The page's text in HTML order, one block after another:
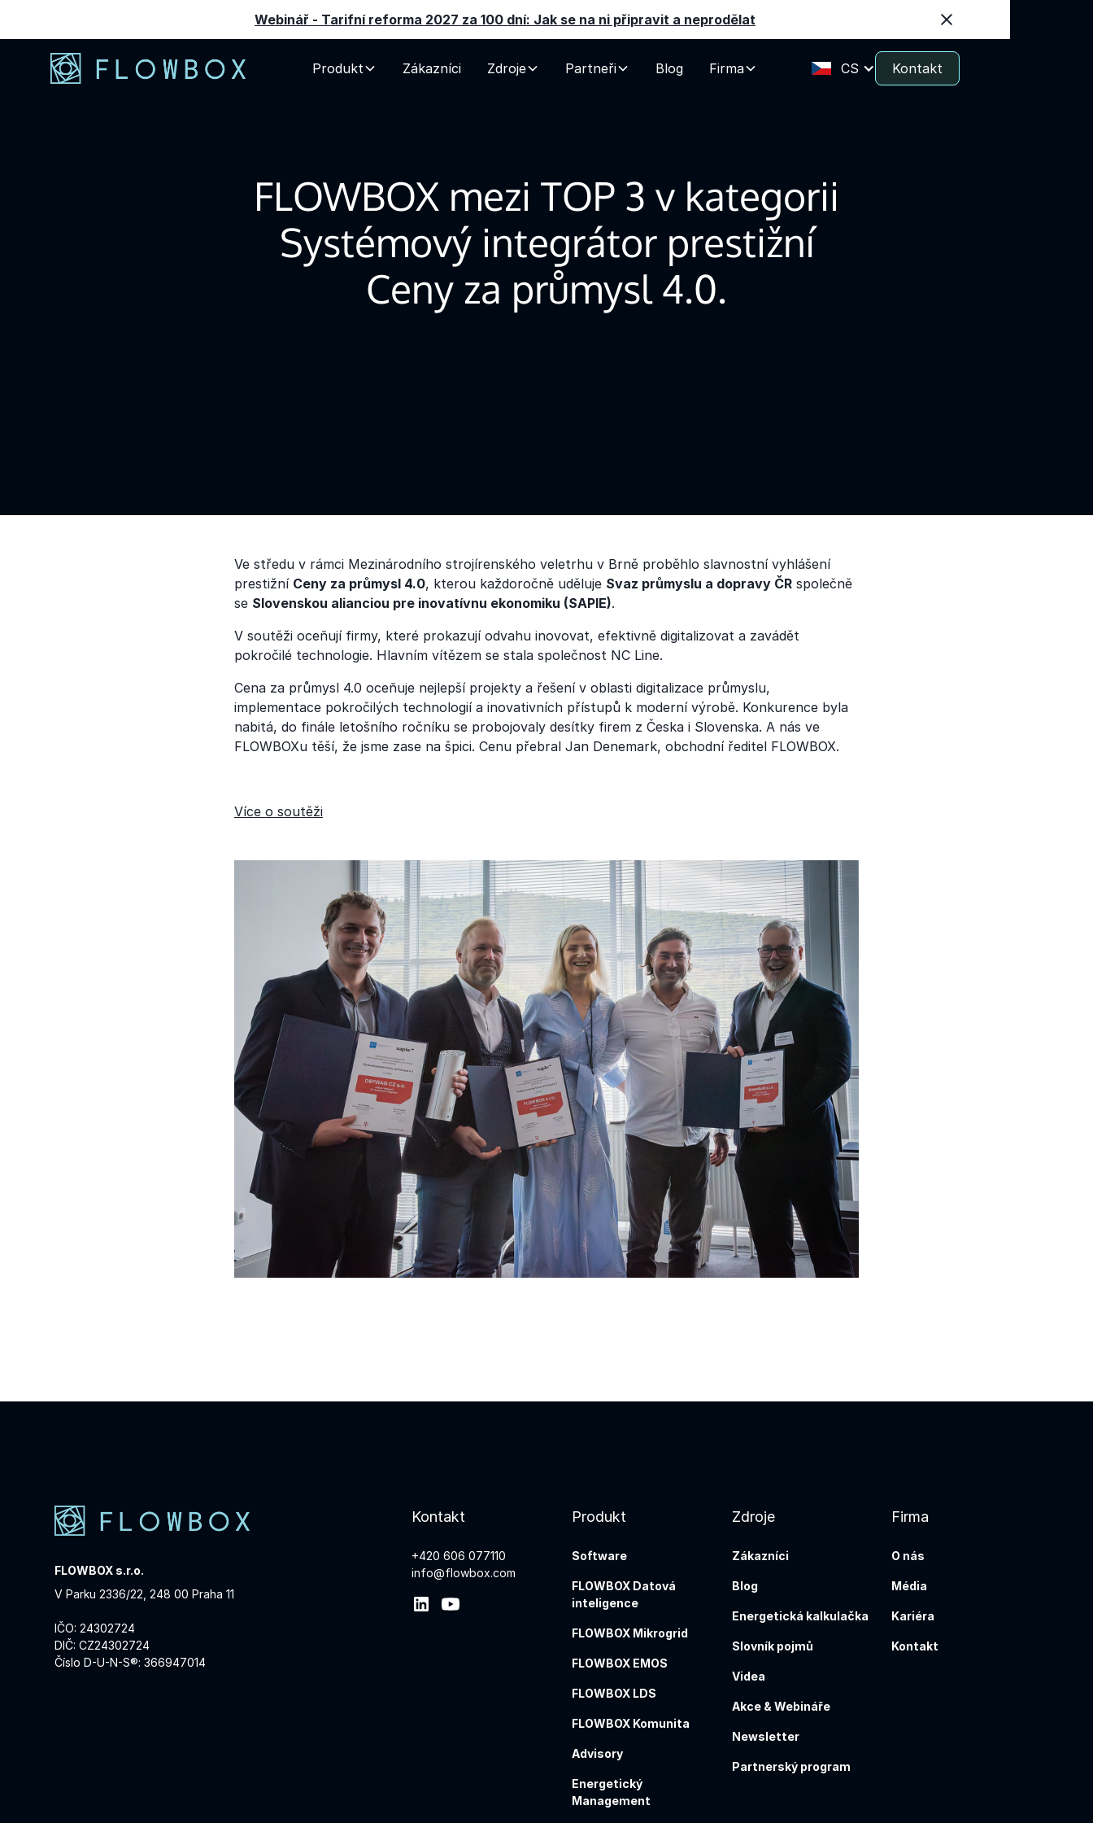
Webinář - Tarifní reforma 2027 za 100 dní: Jak se na ni připravit a neprodělat
Produkt Zákazníci Zdroje Partneři Blog Firma CS Kontakt
FLOWBOX mezi TOP 3 v kategorii
Systémový integrátor prestižní
Ceny za průmysl 4.0.
Ve středu v rámci Mezinárodního strojírenského veletrhu v Brně proběhlo slavnostní vyhlášení
prestižní Ceny za průmysl 4.0, kterou každoročně uděluje Svaz průmyslu a dopravy ČR společně
se Slovenskou alianciou pre inovatívnu ekonomiku (SAPIE).
V soutěži oceňují firmy, které prokazují odvahu inovovat, efektivně digitalizovat a zavádět
pokročilé technologie. Hlavním vítězem se stala společnost NC Line.
Cena za průmysl 4.0 oceňuje nejlepší projekty a řešení v oblasti digitalizace průmyslu,
implementace pokročilých technologií a inovativních přístupů k moderní výrobě. Konkurence byla
nabitá, do finále letošního ročníku se probojovaly desítky firem z Česka i Slovenska. A nás ve
FLOWBOXu těší, že jsme zase na špici. Cenu přebral Jan Denemark, obchodní ředitel FLOWBOX.
Více o soutěži
FLOWBOX s.r.o.
V Parku 2336/22, 248 00 Praha 11
IČO: 24302724
DIČ: CZ24302724
Číslo D-U-N-S®: 366947014
Kontakt
+420 606 077110
info@flowbox.com
Produkt
Software
FLOWBOX Datová
inteligence
FLOWBOX Mikrogrid
FLOWBOX EMOS
FLOWBOX LDS
FLOWBOX Komunita
Advisory
Energetický
Management
Zdroje
Zákazníci
Blog
Energetická kalkulačka
Slovník pojmů
Videa
Akce & Webináře
Newsletter
Partnerský program
Firma
O nás
Média
Kariéra
Kontakt